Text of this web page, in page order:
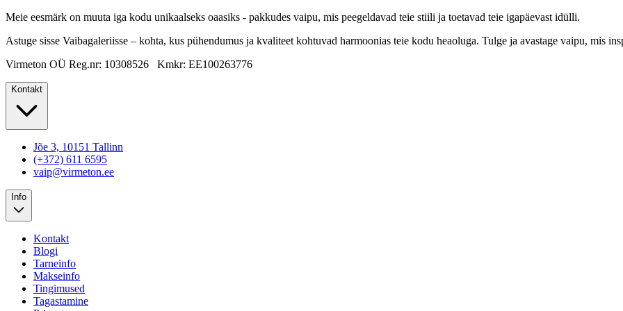
Meie eesmärk on muuta iga kodu unikaalseks oaasiks - pakkudes vaipu, mis peegeldavad teie stiili ja toetavad teie igapäevast idülli.
Astuge sisse Vaibagaleriisse – kohta, kus pühendumus ja kvaliteet kohtuvad harmoonias teie kodu heaoluga. Tulge ja avastage vaipu, mis
Virmeton OÜ Reg.nr: 10308526 Kmkr: EE100263776
Kontakt
Jõe 3, 10151 Tallinn
(+372) 611 6595
vaip@virmeton.ee
Info
Kontakt
Blogi
Tarneinfo
Makseinfo
Tingimused
Tagastamine